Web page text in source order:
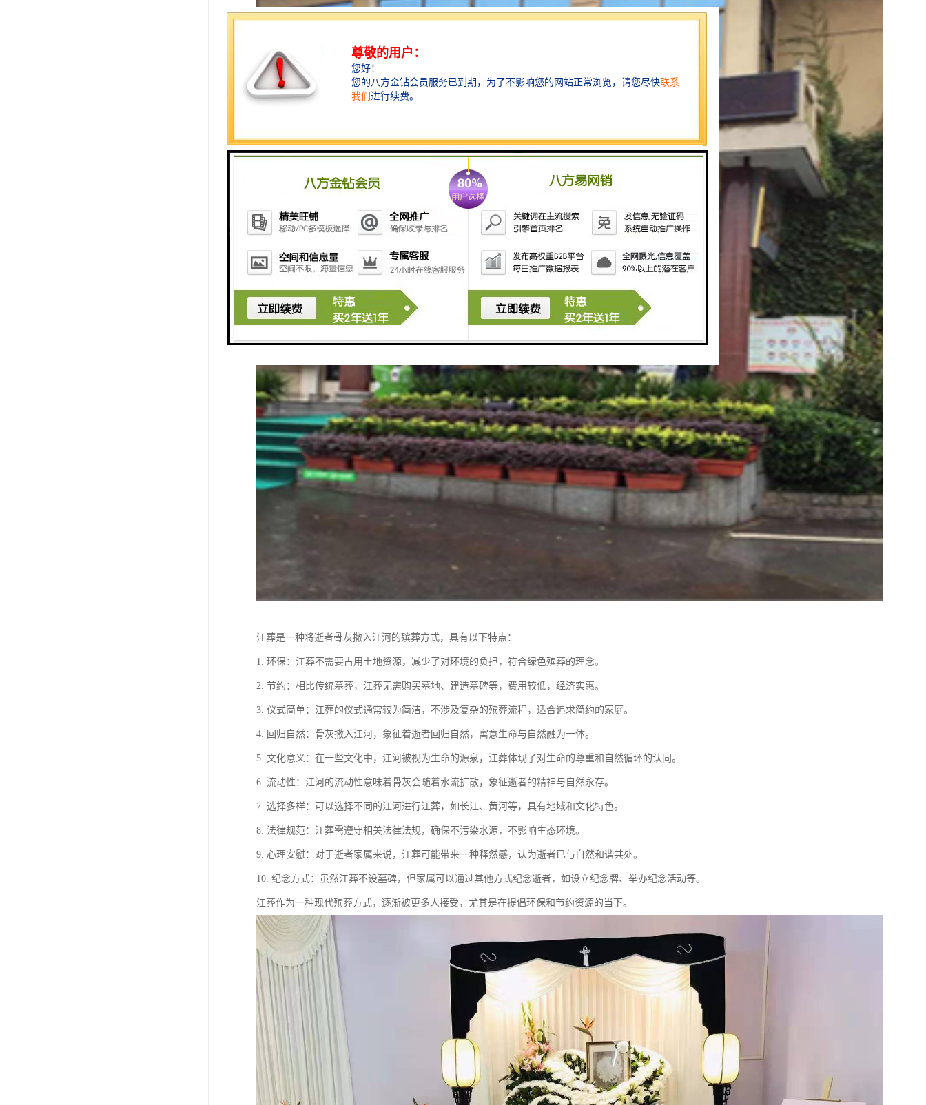
江葬是一种将逝者骨灰撒入江河的殡葬方式，具有以下特点：
1. 环保：江葬不需要占用土地资源，减少了对环境的负担，符合绿色殡葬的理念。
2. 节约：相比传统墓葬，江葬无需购买墓地、建造墓碑等，费用较低，经济实惠。
3. 仪式简单：江葬的仪式通常较为简洁，不涉及复杂的殡葬流程，适合追求简约的家庭。
4. 回归自然：骨灰撒入江河，象征着逝者回归自然，寓意生命与自然融为一体。
5. 文化意义：在一些文化中，江河被视为生命的源泉，江葬体现了对生命的尊重和自然循环的认同。
6. 流动性：江河的流动性意味着骨灰会随着水流扩散，象征逝者的精神与自然永存。
7. 选择多样：可以选择不同的江河进行江葬，如长江、黄河等，具有地域和文化特色。
8. 法律规范：江葬需遵守相关法律法规，确保不污染水源，不影响生态环境。
9. 心理安慰：对于逝者家属来说，江葬可能带来一种释然感，认为逝者已与自然和谐共处。
10. 纪念方式：虽然江葬不设墓碑，但家属可以通过其他方式纪念逝者，如设立纪念牌、举办纪念活动等。
江葬作为一种现代殡葬方式，逐渐被更多人接受，尤其是在提倡环保和节约资源的当下。